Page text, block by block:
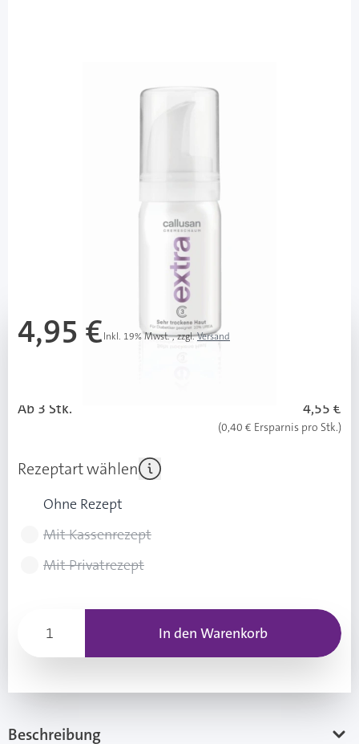
Callusan extra Cremeschaum /
4,95 €Inkl. 19% Mwst.,zzgl.Versand
Ab 3 Stk. 4,55 €
(0,40 € Ersparnis pro Stk.)
Rezeptart wählen
Ohne Rezept
Mit Kassenrezept
Mit Privatrezept
In den Warenkorb
Beschreibung